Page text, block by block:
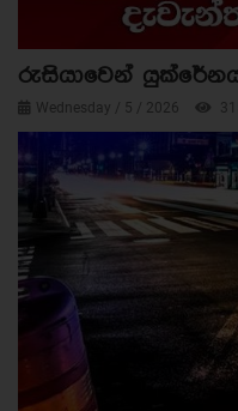
රුසියාවෙන්
Wednesday / 5 / 2026